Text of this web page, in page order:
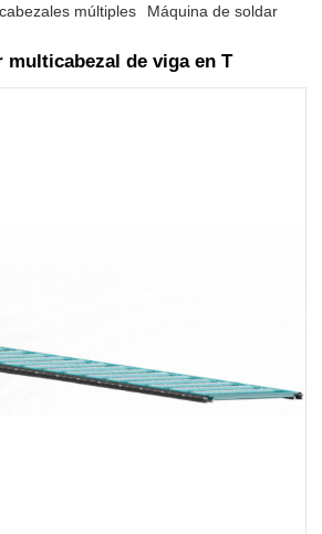
múltiples
Máquina de soldar
multicabezal de viga en T